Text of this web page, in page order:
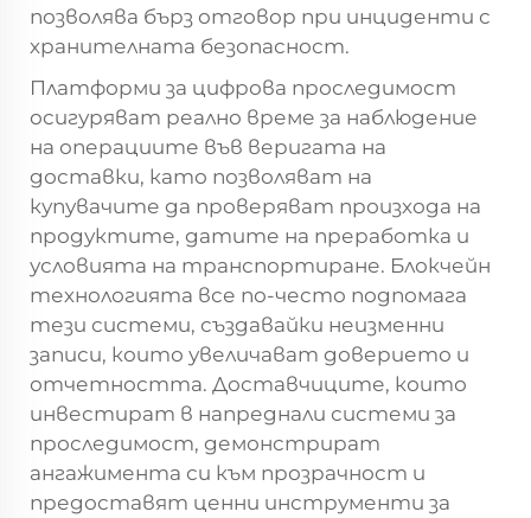
позволява бърз отговор при инциденти с
хранителната безопасност.
Платформи за цифрова проследимост
осигуряват реално време за наблюдение
на операциите във веригата на
доставки, като позволяват на
купувачите да проверяват произхода на
продуктите, датите на преработка и
условията на транспортиране. Блокчейн
технологията все по-често подпомага
тези системи, създавайки неизменни
записи, които увеличават доверието и
отчетността. Доставчиците, които
инвестират в напреднали системи за
проследимост, демонстрират
ангажимента си към прозрачност и
предоставят ценни инструменти за